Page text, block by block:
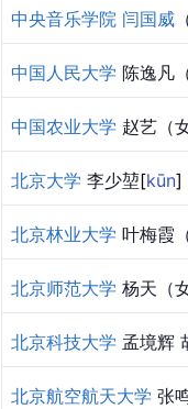
中央音乐学院 闫国威
中国人民大学 陈逸凡
中国农业大学 赵艺（
北京大学 李少堃[kūn]
北京林业大学 叶梅霞
北京师范大学 杨天（
北京科技大学 孟境辉
北京航空航天大学 张